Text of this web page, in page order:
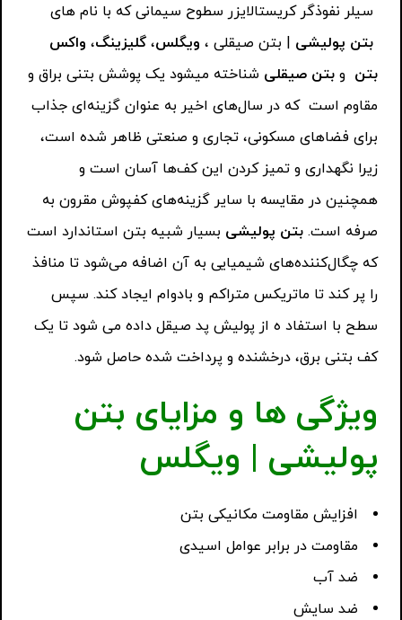
سیلر نفوذگر کریستالایزر سطوح سیمانی که با نام های
بتن پولیشی
| بتن صیقلی ، ویگلس، گلیزینگ، واکس
بتن و بتن صیقلی شناخته میشود یک پوشش بتنی براق و
مقاوم است که در سال‌های اخیر به عنوان گزینه‌ای جذاب
برای فضاهای مسکونی، تجاری و صنعتی ظاهر شده است،
زیرا نگهداری و تمیز کردن این کف‌ها آسان است و
همچنین در مقایسه با سایر گزینه‌های کفپوش مقرون به
صرفه است. بتن پولیشی بسیار شبیه بتن استاندارد است
که چگال‌کننده‌های شیمیایی به آن اضافه می‌شود تا منافذ
را پر کند تا ماتریکس متراکم و بادوام ایجاد کند. سپس
سطح با استفاد ه از پولیش پد صیقل داده می شود تا یک
کف بتنی برق، درخشنده و پرداخت شده حاصل شود.
ویژگی ها و مزایای بتن
پولیشی | ویگلس
افزایش مقاومت مکانیکی بتن
مقاومت در برابر عوامل اسیدی
ضد آب
ضد سایش